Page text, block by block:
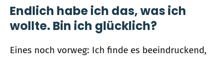
Endlich habe ich das, was ich
wollte. Bin ich glücklich?
Eines noch vorweg: Ich finde es beeindruckend,